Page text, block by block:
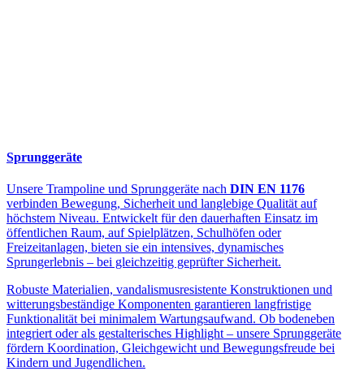
Sprunggeräte
Unsere Trampoline und Sprunggeräte nach DIN EN 1176
verbinden Bewegung, Sicherheit und langlebige Qualität auf
höchstem Niveau. Entwickelt für den dauerhaften Einsatz im
öffentlichen Raum, auf Spielplätzen, Schulhöfen oder
Freizeitanlagen, bieten sie ein intensives, dynamisches
Sprungerlebnis – bei gleichzeitig geprüfter Sicherheit.
Robuste Materialien, vandalismusresistente Konstruktionen und
witterungsbeständige Komponenten garantieren langfristige
Funktionalität bei minimalem Wartungsaufwand. Ob bodeneben
integriert oder als gestalterisches Highlight – unsere Sprunggeräte
fördern Koordination, Gleichgewicht und Bewegungsfreude bei
Kindern und Jugendlichen.